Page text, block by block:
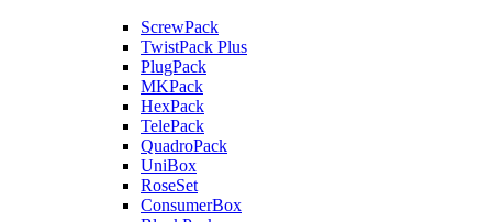
ScrewPack
TwistPack Plus
PlugPack
MKPack
HexPack
TelePack
QuadroPack
UniBox
RoseSet
ConsumerBox